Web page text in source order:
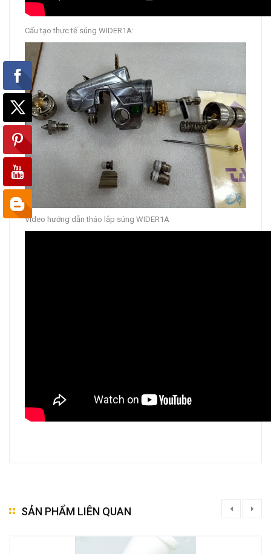
Cấu tạo thực tế súng WIDER1A:
Video hướng dẫn tháo lắp súng WIDER1A
SẢN PHẨM LIÊN QUAN